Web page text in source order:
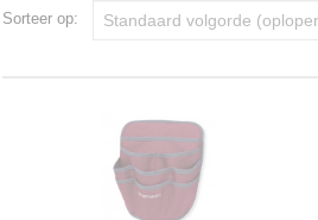
Sorteer op: